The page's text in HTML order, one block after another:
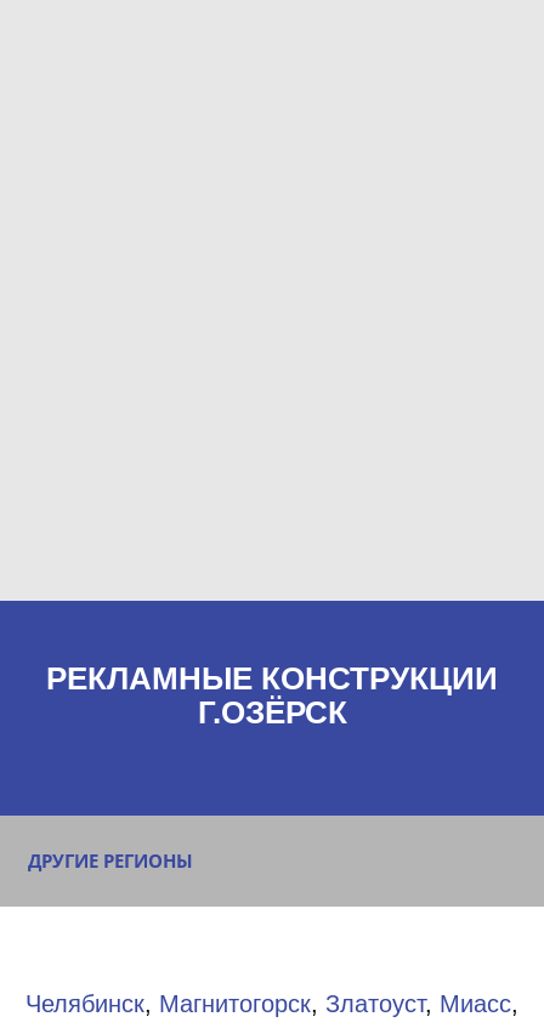
РЕКЛАМНЫЕ КОНСТРУКЦИИ
Г.ОЗЁРСК
ДРУГИЕ РЕГИОНЫ
Челябинск, Магнитогорск, Златоуст, Миасс,